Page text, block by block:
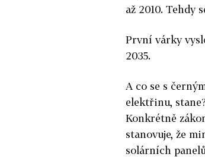
až 2010. Tehdy
První várky
2035.
A co se s
elektřinu,
Konkrétně
stanovuje, že
solárních